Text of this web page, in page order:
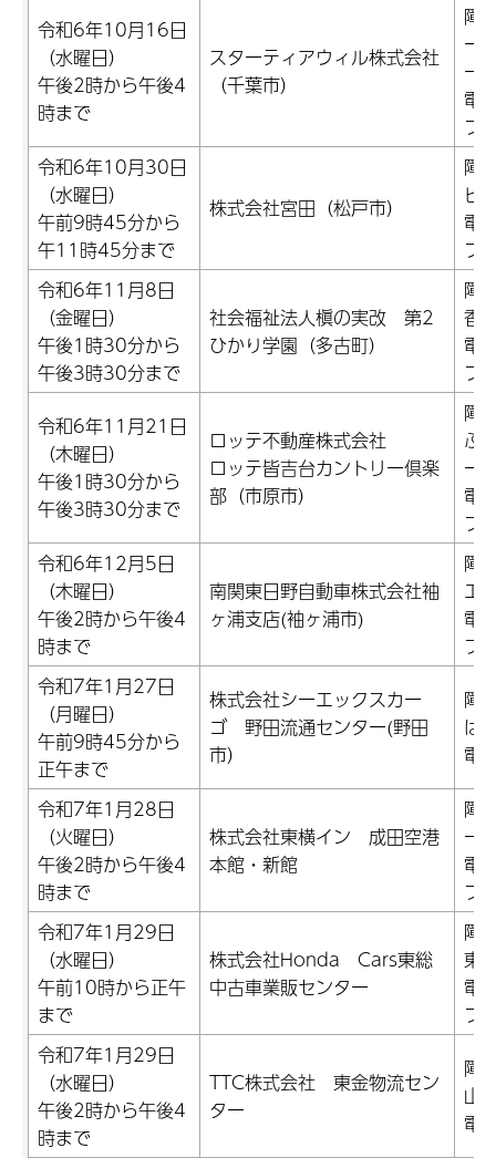
令和6年10月16日
（水曜日）
午後2時から午後4
時まで
スターティアウィル株式会社
（千葉市）
障
ー
ー
電
フ
令和6年10月30日
（水曜日）
午前9時45分から
午11時45分まで
株式会社宮田（松戸市）
障
ビ
電
フ
令和6年11月8日
（金曜日）
午後1時30分から
午後3時30分まで
社会福祉法人槇の実改 第2
ひかり学園（多古町）
障
香
電
フ
令和6年11月21日
（木曜日）
午後1時30分から
午後3時30分まで
ロッテ不動産株式会社
ロッテ皆吉台カントリー倶楽
部（市原市）
障
ふ
ー
電
フ
令和6年12月5日
（木曜日）
午後2時から午後4
時まで
南関東日野自動車株式会社袖
ヶ浦支店(袖ヶ浦市)
障
エ
電
フ
令和7年1月27日
（月曜日）
午前9時45分から
正午まで
株式会社シーエックスカー
ゴ 野田流通センター(野田
市）
障
は
電
令和7年1月28日
（火曜日）
午後2時から午後4
時まで
株式会社東横イン 成田空港
本館・新館
障
ー
電
フ
令和7年1月29日
（水曜日）
午前10時から正午
まで
株式会社Honda Cars東総
中古車業販センター
障
東
電
フ
令和7年1月29日
（水曜日）
午後2時から午後4
時まで
TTC株式会社 東金物流セン
ター
障
山
電